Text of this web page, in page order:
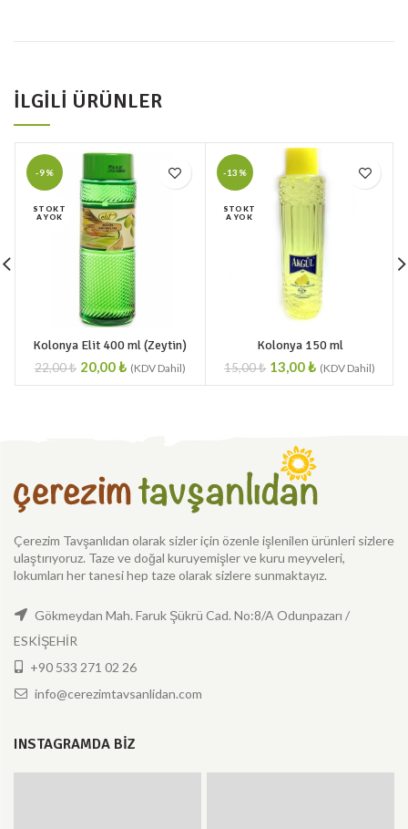
İLGILI ÜRÜNLER
-9%
STOKT
A YOK
Kolonya Elit 400 ml (Zeytin)
22,00₺ 20,00₺
-13%
STOKT
A YOK
Kolonya 150 ml
15,00₺ 13,00₺
Çerezim Tavşanlıdan olarak sizler için özenle işlenilen ürünleri sizlere
ulaştırıyoruz. Taze ve doğal kuruyemişler ve kuru meyveleri,
lokumları her tanesi hep taze olarak sizlere sunmaktayız.
Gökmeydan Mah. Faruk Şükrü Cad. No:8/A Odunpazarı /
ESKİŞEHİR
+90 533 271 02 26
info@cerezimtavsanlidan.com
INSTAGRAMDA BIZ